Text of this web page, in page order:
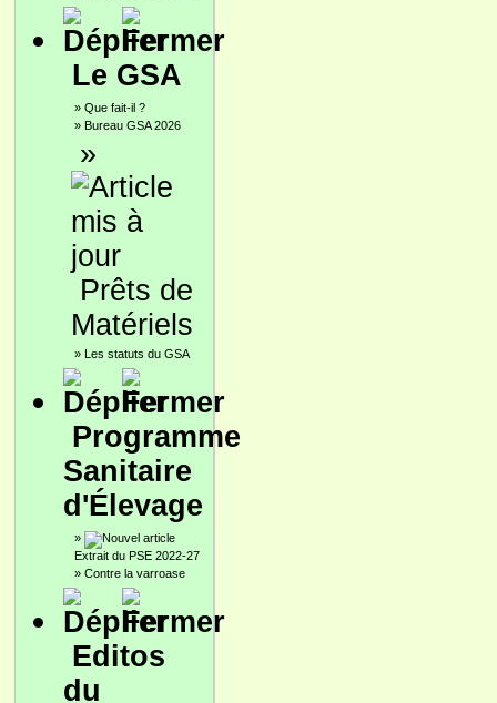
Le GSA
» Que fait-il ?
» Bureau GSA 2026
»
Prêts de
Matériels
» Les statuts du GSA
Programme
Sanitaire
d'Élevage
»
Extrait du PSE 2022-27
» Contre la varroase
Editos
du